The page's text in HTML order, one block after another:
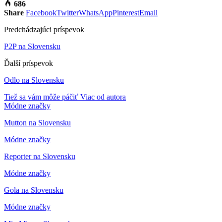
686
Share FacebookTwitterWhatsAppPinterestEmail
Predchádzajúci príspevok
P2P na Slovensku
Ďalší príspevok
Odlo na Slovensku
Tiež sa vám môže páčiť Viac od autora
Módne značky
Mutton na Slovensku
Módne značky
Reporter na Slovensku
Módne značky
Gola na Slovensku
Módne značky